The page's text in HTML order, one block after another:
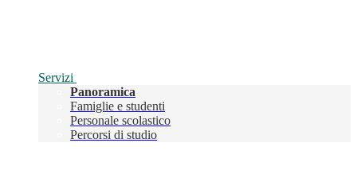
Servizi
Panoramica
Famiglie e studenti
Personale scolastico
Percorsi di studio